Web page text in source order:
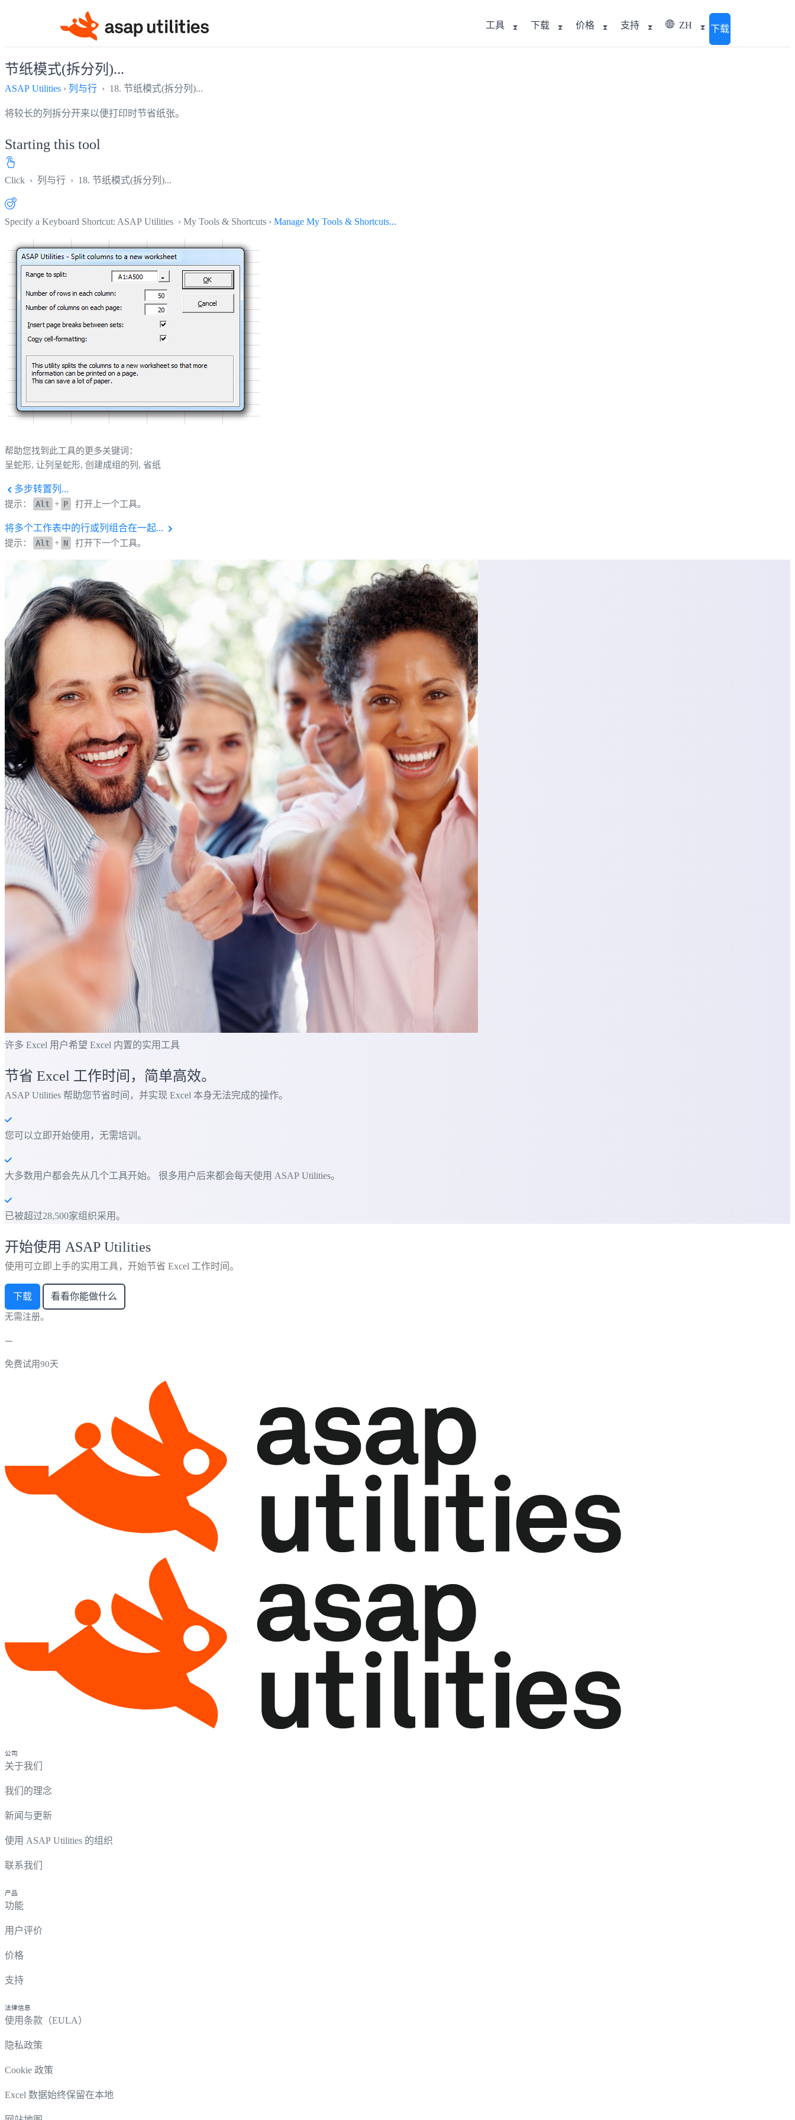
工具 下载 价格 支持 ZH 下载
节纸模式(拆分列)...
ASAP Utilities › 列与行 › 18. 节纸模式(拆分列)...
将较长的列拆分开来以便打印时节省纸张。
Starting this tool
Click › 列与行 › 18. 节纸模式(拆分列)...
Specify a Keyboard Shortcut: ASAP Utilities › My Tools & Shortcuts › Manage My Tools & Shortcuts...
帮助您找到此工具的更多关键词：
呈蛇形, 让列呈蛇形, 创建成组的列, 省纸
多步转置列...
提示： Alt + P 打开上一个工具。
将多个工作表中的行或列组合在一起...
提示： Alt + N 打开下一个工具。
许多 Excel 用户希望 Excel 内置的实用工具
节省 Excel 工作时间，简单高效。
ASAP Utilities 帮助您节省时间，并实现 Excel 本身无法完成的操作。
您可以立即开始使用，无需培训。
大多数用户都会先从几个工具开始。 很多用户后来都会每天使用 ASAP Utilities。
已被超过28,500家组织采用。
开始使用 ASAP Utilities
使用可立即上手的实用工具，开始节省 Excel 工作时间。
下载 看看你能做什么
无需注册。
免费试用90天
公司
关于我们
我们的理念
新闻与更新
使用 ASAP Utilities 的组织
联系我们
产品
功能
用户评价
价格
支持
法律信息
使用条款（EULA）
隐私政策
Cookie 政策
Excel 数据始终保留在本地